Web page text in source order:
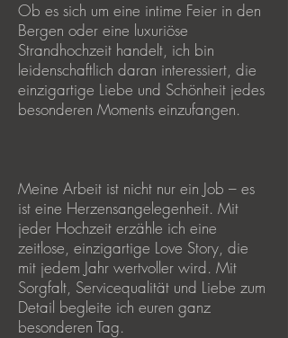
Ob es sich um eine intime Feier in den
Bergen oder eine luxuriöse
Strandhochzeit handelt, ich bin
leidenschaftlich daran interessiert, die
einzigartige Liebe und Schönheit jedes
besonderen Moments einzufangen.
Meine Arbeit ist nicht nur ein Job – es
ist eine Herzensangelegenheit. Mit
jeder Hochzeit erzähle ich eine
zeitlose, einzigartige Love Story, die
mit jedem Jahr wertvoller wird. Mit
Sorgfalt, Servicequalität und Liebe zum
Detail begleite ich euren ganz
besonderen Tag.